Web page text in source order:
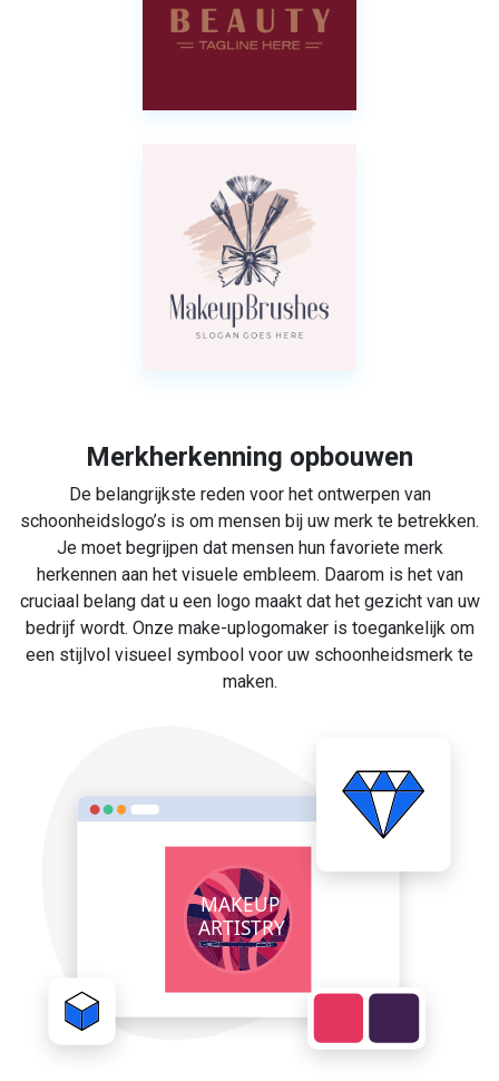
Merkherkenning opbouwen
De belangrijkste reden voor het ontwerpen van
schoonheidslogo’s is om mensen bij uw merk te betrekken.
Je moet begrijpen dat mensen hun favoriete merk
herkennen aan het visuele embleem. Daarom is het van
cruciaal belang dat u een logo maakt dat het gezicht van uw
bedrijf wordt. Onze make-uplogomaker is toegankelijk om
een stijlvol visueel symbool voor uw schoonheidsmerk te
maken.